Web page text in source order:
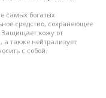
самых богатых
средство, сохраняющее
кожу от
а также нейтрализует
с собой.